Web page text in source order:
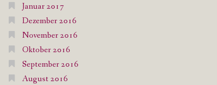
Januar 2017
Dezember 2016
November 2016
Oktober 2016
September 2016
August 2016